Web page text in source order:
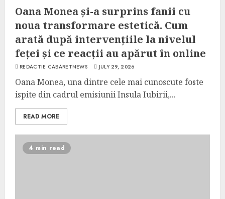
Oana Monea și-a surprins fanii cu
noua transformare estetică. Cum
arată după intervențiile la nivelul
feței și ce reacții au apărut în online
REDACTIE CABARETNEWS JULY 29, 2026
Oana Monea, una dintre cele mai cunoscute foste
ispite din cadrul emisiunii Insula Iubirii,...
READ MORE
4 min read